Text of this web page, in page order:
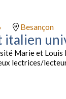
Besançon
italien
Marie et
lectrices/